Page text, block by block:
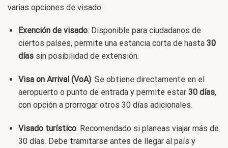
varias opciones de visado:
Exención de visado: Disponible para ciudadanos de
ciertos países, permite una estancia corta de hasta 30
díassin posibilidad de extensión.
Visa on Arrival (VoA): Se obtiene directamente en el
aeropuerto o punto de entrada y permite estar 30 días,
con opción a prorrogar otros 30 días adicionales.
Visado turístico: Recomendado si planeas viajar más de
30 días. Debe tramitarse antes de llegar al país y